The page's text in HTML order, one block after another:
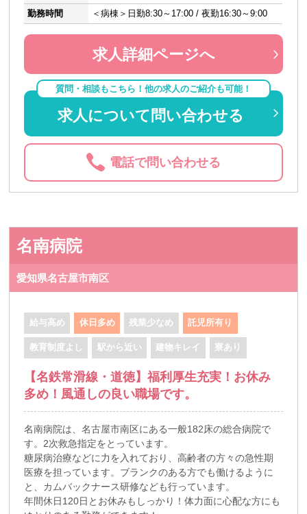
勤務時間
＜病棟＞日勤8:30～17:00 / 夜勤16:30～9:00
求人詳細ページへ
質問・相談もこちら！他の求人のご紹介も可能！
求人について問い合わせる
電話で問い合わせる
名南病院
愛知県名古屋市南区
給与高め 休日多め 残業少なめ 託児所有り
教育制度よし 駅から近い 建物キレイ 寮あり
【名鉄常滑線・道徳】福利厚生充実！お休み
多め！風通しの良い職場です。
名南病院は、名古屋市南区にある一般182床の総合病院で
す。2次救急指定をとっています。
糖尿病治療などに力を入れており、高齢者の方々の急性期
医療を担っています。ブランクのある方でも働けるように
と、カムバックナース研修なども行っています。
年間休日120日とお休みもしっかり！体力面に心配な方にも